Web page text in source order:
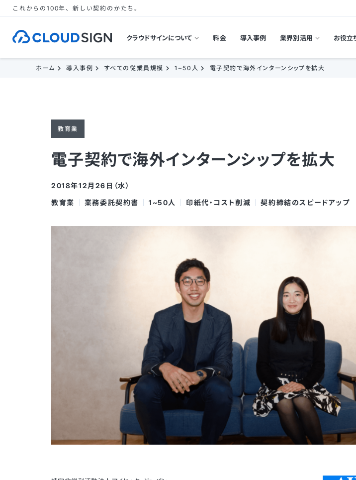
これからの100年、新しい契約のかたち。
クラウドサインについて 料金 導入事例 業界別活用 お役立
ホーム 導入事例 すべての従業員規模 1~50人 電子契約で海外インターンシップを拡大
教育業
電子契約で海外インターンシップを拡大
2018年12月26日（水）
教育業
業務委託契約書 1~50人 印紙代・コスト削減 契約締結のスピードアップ